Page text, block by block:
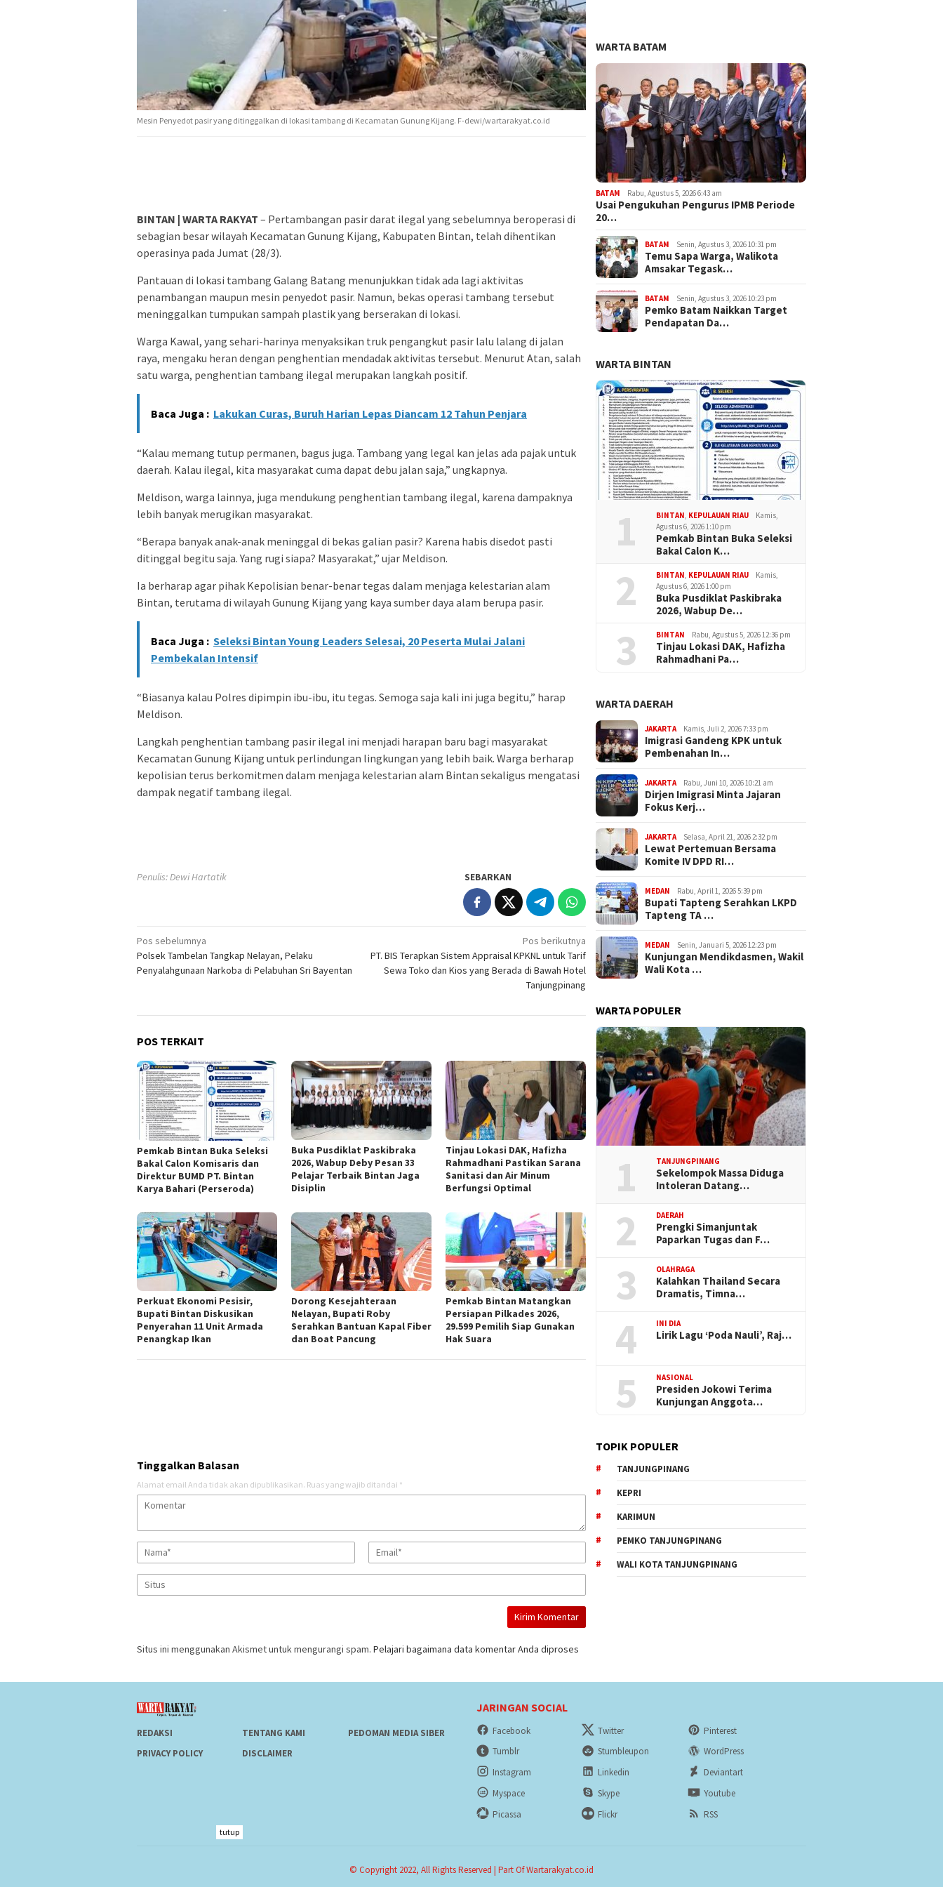
Mesin Penyedot pasir yang ditinggalkan di lokasi tambang di Kecamatan Gunung Kijang. F-dewi/wartarakyat.co.id
BINTAN | WARTA RAKYAT – Pertambangan pasir darat ilegal yang sebelumnya beroperasi di
sebagian besar wilayah Kecamatan Gunung Kijang, Kabupaten Bintan, telah dihentikan
operasinya pada Jumat (28/3).
Pantauan di lokasi tambang Galang Batang menunjukkan tidak ada lagi aktivitas
penambangan maupun mesin penyedot pasir. Namun, bekas operasi tambang tersebut
meninggalkan tumpukan sampah plastik yang berserakan di lokasi.
Warga Kawal, yang sehari-harinya menyaksikan truk pengangkut pasir lalu lalang di jalan
raya, mengaku heran dengan penghentian mendadak aktivitas tersebut. Menurut Atan, salah
satu warga, penghentian tambang ilegal merupakan langkah positif.
Baca Juga : Lakukan Curas, Buruh Harian Lepas Diancam 12 Tahun Penjara
“Kalau memang tutup permanen, bagus juga. Tambang yang legal kan jelas ada pajak untuk
daerah. Kalau ilegal, kita masyarakat cuma dapat debu jalan saja,” ungkapnya.
Meldison, warga lainnya, juga mendukung penghentian tambang ilegal, karena dampaknya
lebih banyak merugikan masyarakat.
“Berapa banyak anak-anak meninggal di bekas galian pasir? Karena habis disedot pasti
ditinggal begitu saja. Yang rugi siapa? Masyarakat,” ujar Meldison.
Ia berharap agar pihak Kepolisian benar-benar tegas dalam menjaga kelestarian alam
Bintan, terutama di wilayah Gunung Kijang yang kaya sumber daya alam berupa pasir.
Baca Juga : Seleksi Bintan Young Leaders Selesai, 20 Peserta Mulai Jalani
Pembekalan Intensif
“Biasanya kalau Polres dipimpin ibu-ibu, itu tegas. Semoga saja kali ini juga begitu,” harap
Meldison.
Langkah penghentian tambang pasir ilegal ini menjadi harapan baru bagi masyarakat
Kecamatan Gunung Kijang untuk perlindungan lingkungan yang lebih baik. Warga berharap
kepolisian terus berkomitmen dalam menjaga kelestarian alam Bintan sekaligus mengatasi
dampak negatif tambang ilegal.
Penulis: Dewi Hartatik SEBARKAN
Navigasi
pos
Pos sebelumnya
Polsek Tambelan Tangkap Nelayan, Pelaku
Penyalahgunaan Narkoba di Pelabuhan Sri Bayentan
Pos berikutnya
PT. BIS Terapkan Sistem Appraisal KPKNL untuk Tarif
Sewa Toko dan Kios yang Berada di Bawah Hotel
Tanjungpinang
POS TERKAIT
Pemkab Bintan Buka Seleksi
Bakal Calon Komisaris dan
Direktur BUMD PT. Bintan
Karya Bahari (Perseroda)
Buka Pusdiklat Paskibraka
2026, Wabup Deby Pesan 33
Pelajar Terbaik Bintan Jaga
Disiplin
Tinjau Lokasi DAK, Hafizha
Rahmadhani Pastikan Sarana
Sanitasi dan Air Minum
Berfungsi Optimal
Perkuat Ekonomi Pesisir,
Bupati Bintan Diskusikan
Penyerahan 11 Unit Armada
Penangkap Ikan
Dorong Kesejahteraan
Nelayan, Bupati Roby
Serahkan Bantuan Kapal Fiber
dan Boat Pancung
Pemkab Bintan Matangkan
Persiapan Pilkades 2026,
29.599 Pemilih Siap Gunakan
Hak Suara
Tinggalkan Balasan
Alamat email Anda tidak akan dipublikasikan. Ruas yang wajib ditandai *
Situs ini menggunakan Akismet untuk mengurangi spam. Pelajari bagaimana data komentar Anda diproses
WARTA BATAM
BATAM Rabu, Agustus 5, 2026 6:43 am
Usai Pengukuhan Pengurus IPMB Periode
20…
BATAM Senin, Agustus 3, 2026 10:31 pm
Temu Sapa Warga, Walikota
Amsakar Tegask…
BATAM Senin, Agustus 3, 2026 10:23 pm
Pemko Batam Naikkan Target
Pendapatan Da…
WARTA BINTAN
1 BINTAN KEPULAUAN RIAU
Kamis,
Agustus 6, 2026 1:10 pm
Pemkab Bintan Buka Seleksi
Bakal Calon K…
2 BINTAN KEPULAUAN RIAU
Kamis,
Agustus 6, 2026 1:00 pm
Buka Pusdiklat Paskibraka
2026, Wabup De…
3 BINTAN Rabu, Agustus 5, 2026 12:36 pm
Tinjau Lokasi DAK, Hafizha
Rahmadhani Pa…
WARTA DAERAH
JAKARTA Kamis, Juli 2, 2026 7:33 pm
Imigrasi Gandeng KPK untuk
Pembenahan In…
JAKARTA Rabu, Juni 10, 2026 10:21 am
Dirjen Imigrasi Minta Jajaran
Fokus Kerj…
JAKARTA Selasa, April 21, 2026 2:32 pm
Lewat Pertemuan Bersama
Komite IV DPD RI…
MEDAN Rabu, April 1, 2026 5:39 pm
Bupati Tapteng Serahkan LKPD
Tapteng TA …
MEDAN Senin, Januari 5, 2026 12:23 pm
Kunjungan Mendikdasmen, Wakil
Wali Kota …
WARTA POPULER
1 TANJUNGPINANG
Sekelompok Massa Diduga
Intoleran Datang…
2 DAERAH
Prengki Simanjuntak
Paparkan Tugas dan F…
3 OLAHRAGA
Kalahkan Thailand Secara
Dramatis, Timna…
4 INI DIA
Lirik Lagu ‘Poda Nauli’, Raj…
5 NASIONAL
Presiden Jokowi Terima
Kunjungan Anggota…
TOPIK POPULER
TANJUNGPINANG
KEPRI
KARIMUN
PEMKO TANJUNGPINANG
WALI KOTA TANJUNGPINANG
REDAKSI TENTANG KAMI
PEDOMAN MEDIA SIBER
PRIVACY POLICY
DISCLAIMER
JARINGAN SOCIAL
Facebook Twitter
Pinterest
Tumblr
Stumbleupon
WordPress
Instagram
Linkedin
Deviantart
Myspace
Skype
Youtube
Picassa
Flickr RSS
© Copyright 2022, All Rights Reserved | Part Of Wartarakyat.co.id
tutup